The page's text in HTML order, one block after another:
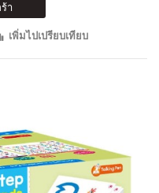
า
เพิ่มไปเปรียบเทียบ